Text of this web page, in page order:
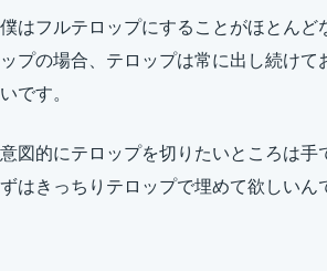
僕はフルテロップにすることがほとんど
ップの場合、テロップは常に出し続けて
いです。
意図的にテロップを切りたいところは手
ずはきっちりテロップで埋めて欲しいん